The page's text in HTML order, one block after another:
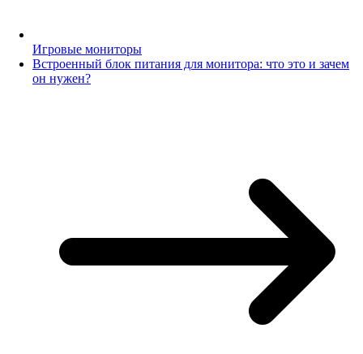
Игровые мониторы
Встроенный блок питания для монитора: что это и зачем
он нужен?